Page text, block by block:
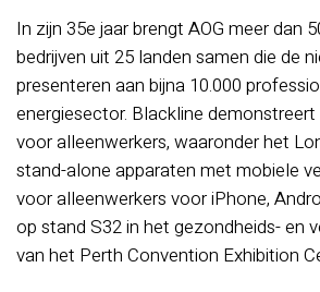
In zijn 35e jaar brengt AOG meer dan
bedrijven uit 25 landen samen die de
presenteren aan bijna 10.000
energiesector. Blackline
voor alleenwerkers, waaronder het
stand-alone apparaten met mobiele
voor alleenwerkers voor iPhone,
op stand S32 in het gezondheids- en
van het Perth Convention Exhibition